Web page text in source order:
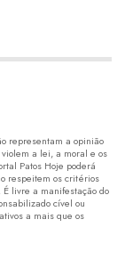
representam a opinião
a lei, a moral e os
Patos Hoje poderá
respeitem os critérios
livre a manifestação do
cível ou
a mais que os